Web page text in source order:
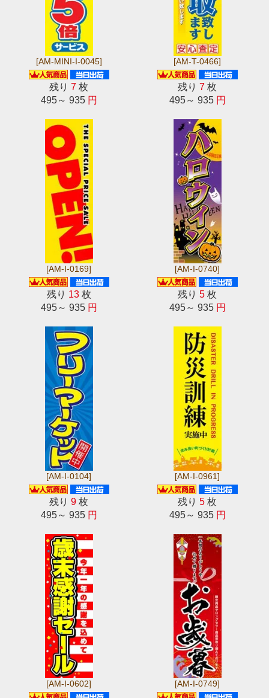
[AM-MINI-I-0045]
残り7 枚
495～ 935 円
[AM-T-0466]
残り7 枚
495～ 935 円
[AM-I-0169]
残り 13枚
495～ 935 円
[AM-I-0740]
残り5 枚
495～ 935 円
[AM-I-0104]
残り9 枚
495～ 935 円
[AM-I-0961]
残り5 枚
495～ 935 円
[AM-I-0602] [AM-I-0749]